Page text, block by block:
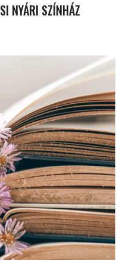
NYÁRI SZÍNHÁZ